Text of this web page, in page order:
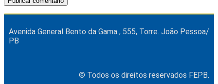
Avenida General Bento da Gama , 555, Torre. João Pessoa/
PB
© Todos os direitos reservados FEPB.